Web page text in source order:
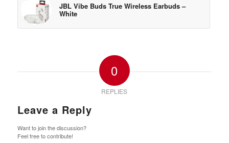
JBL Vibe Buds True Wireless Earbuds –
White
0
REPLIES
Leave a Reply
Want to join the discussion?
Feel free to contribute!